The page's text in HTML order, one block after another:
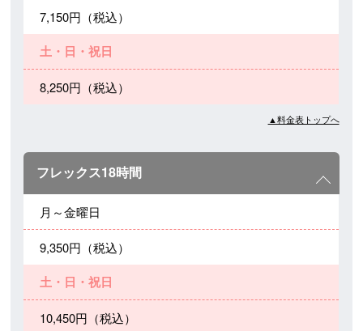
7,150円（税込）
土・日・祝日
8,250円（税込）
▲料金表トップへ
フレックス18時間
月～金曜日
9,350円（税込）
土・日・祝日
10,450円（税込）